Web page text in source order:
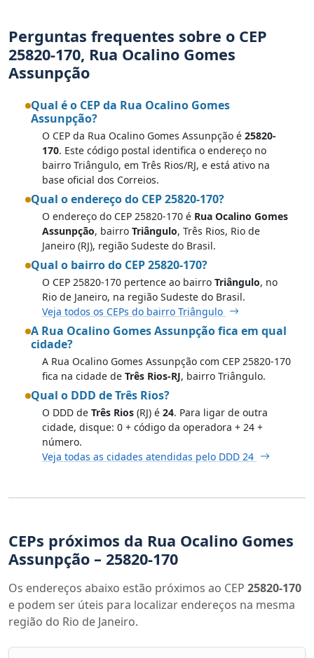
Perguntas frequentes sobre o CEP
25820-170, Rua Ocalino Gomes
Assunpção
Qual é o CEP da Rua Ocalino Gomes
Assunpção?
O CEP da Rua Ocalino Gomes Assunpção é 25820-
170. Este código postal identifica o endereço no
bairro Triângulo, em Três Rios/RJ, e está ativo na
base oficial dos Correios.
Qual o endereço do CEP 25820-170?
O endereço do CEP 25820-170 é Rua Ocalino Gomes
Assunpção, bairro Triângulo, Três Rios, Rio de
Janeiro (RJ), região Sudeste do Brasil.
Qual o bairro do CEP 25820-170?
O CEP 25820-170 pertence ao bairro Triângulo, no
Rio de Janeiro, na região Sudeste do Brasil.
Veja todos os CEPs do bairro Triângulo
A Rua Ocalino Gomes Assunpção fica em qual
cidade?
A Rua Ocalino Gomes Assunpção com CEP 25820-170
fica na cidade de Três Rios-RJ, bairro Triângulo.
Qual o DDD de Três Rios?
O DDD de Três Rios (RJ) é 24. Para ligar de outra
cidade, disque: 0 + código da operadora + 24 +
número.
Veja todas as cidades atendidas pelo DDD 24
CEPs próximos da Rua Ocalino Gomes
Assunpção – 25820-170
Os endereços abaixo estão próximos ao CEP 25820-170
e podem ser úteis para localizar endereços na mesma
região do Rio de Janeiro.